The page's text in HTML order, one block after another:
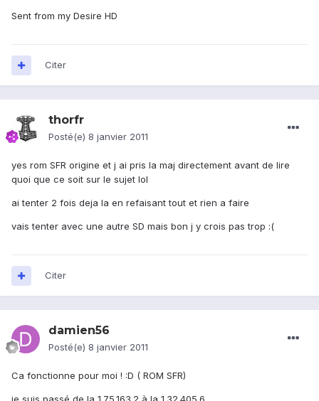
Sent from my Desire HD
Citer
thorfr
Posté(e) 8 janvier 2011
yes rom SFR origine et j ai pris la maj directement avant de lire
quoi que ce soit sur le sujet lol
ai tenter 2 fois deja la en refaisant tout et rien a faire
vais tenter avec une autre SD mais bon j y crois pas trop :(
Citer
damien56
Posté(e) 8 janvier 2011
Ca fonctionne pour moi ! :D ( ROM SFR)